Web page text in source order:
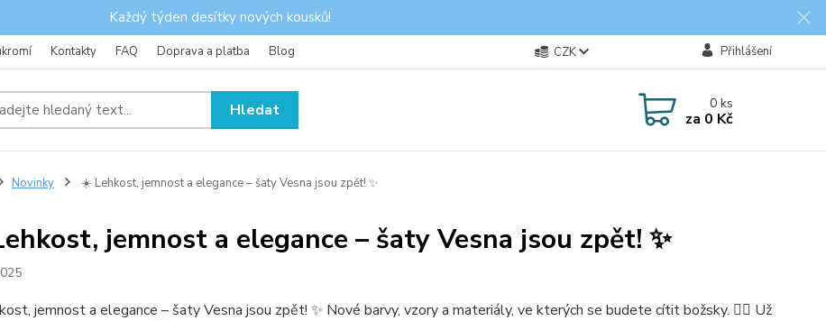
Každý týden desítky nových kousků!
Kontakty FAQ Doprava a platba Blog CZK Přihlášení
Hledat 0ks
za 0 Kč
Novinky ☀️ Lehkost, jemnost a elegance – šaty Vesna jsou zpět! ✨
jemnost a elegance – šaty Vesna jsou zpět! ✨
jemnost a elegance – šaty Vesna jsou zpět! ✨ Nové barvy, vzory a materiály, ve kterých se budete cítit božsky. 🧚‍♀️ Už